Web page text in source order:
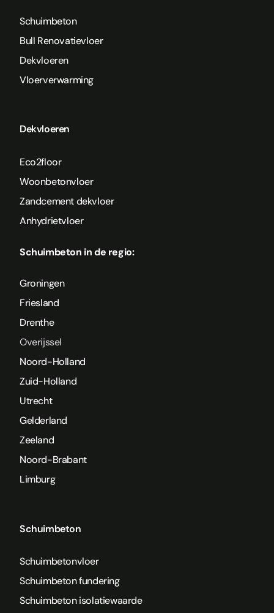
Schuimbeton
Bull Renovatievloer
Dekvloeren
Vloerverwarming
Dekvloeren
Eco2floor
Woonbetonvloer
Zandcement dekvloer
Anhydrietvloer
Schuimbeton in de regio:
Groningen
Friesland
Drenthe
Overijssel
Noord-Holland
Zuid-Holland
Utrecht
Gelderland
Zeeland
Noord-Brabant
Limburg
Schuimbeton
Schuimbetonvloer
Schuimbeton fundering
Schuimbeton isolatiewaarde